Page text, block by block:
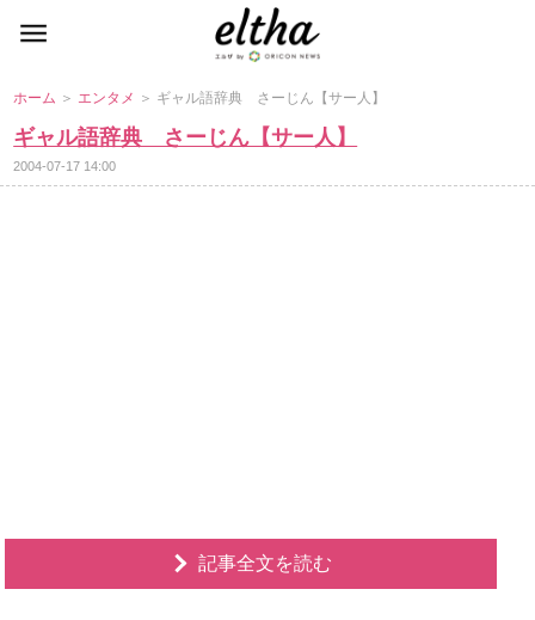
ホーム ＞ エンタメ ＞ ギャル語辞典 さーじん【サー人】
ギャル語辞典 さーじん【サー人】
2004-07-17 14:00
記事全文を読む